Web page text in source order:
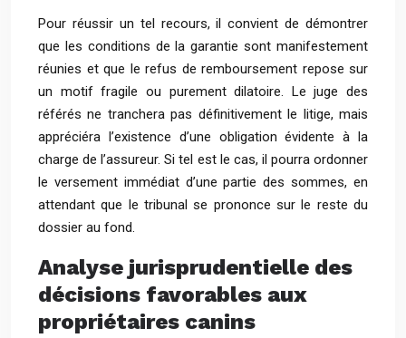
Pour réussir un tel recours, il convient de démontrer
que les conditions de la garantie sont manifestement
réunies et que le refus de remboursement repose sur
un motif fragile ou purement dilatoire. Le juge des
référés ne tranchera pas définitivement le litige, mais
appréciéra l’existence d’une obligation évidente à la
charge de l’assureur. Si tel est le cas, il pourra ordonner
le versement immédiat d’une partie des sommes, en
attendant que le tribunal se prononce sur le reste du
dossier au fond.
Analyse jurisprudentielle des
décisions favorables aux
propriétaires canins